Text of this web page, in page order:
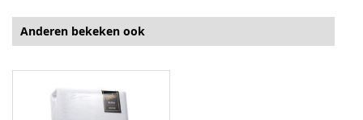
Anderen bekeken ook